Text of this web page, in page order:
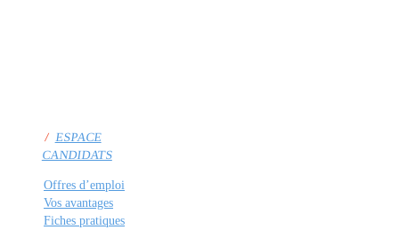
/ ESPACE
CANDIDATS
Offres d’emploi
Vos avantages
Fiches pratiques